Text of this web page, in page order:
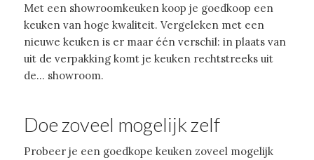
Met een showroomkeuken koop je goedkoop een
keuken van hoge kwaliteit. Vergeleken met een
nieuwe keuken is er maar één verschil: in plaats van
uit de verpakking komt je keuken rechtstreeks uit
de… showroom.
Doe zoveel mogelijk zelf
Probeer je een goedkope keuken zoveel mogelijk